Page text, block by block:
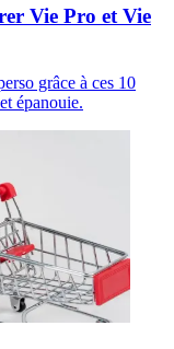
Vie Pro et Vie
grâce à ces 10
épanouie.